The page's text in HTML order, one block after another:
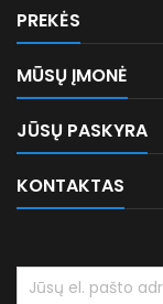
PREKĖS
MŪSŲ ĮMONĖ
JŪSŲ PASKYRA
KONTAKTAS